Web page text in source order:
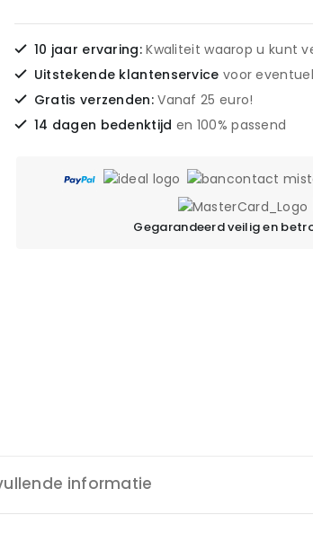
10 jaar ervaring:Kwaliteit waarop u kunt
Uitstekende klantenservice voor
Gratis verzenden:Vanaf 25 euro!
14 dagen bedenktijd en 100% passend
Gegarandeerd veilig en
informatie